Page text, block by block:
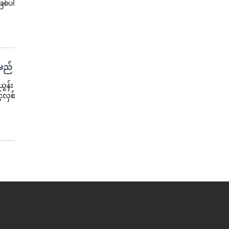
ပါ
ည်
န်း
လှစ်